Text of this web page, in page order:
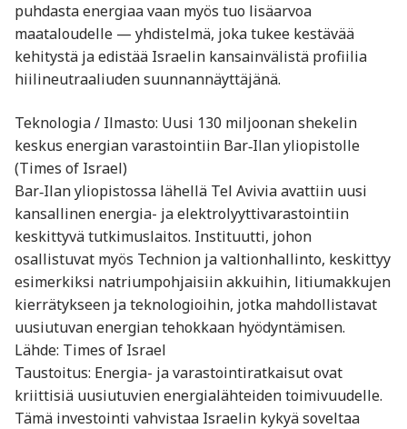
puhdasta energiaa vaan myös tuo lisäarvoa
maataloudelle — yhdistelmä, joka tukee kestävää
kehitystä ja edistää Israelin kansainvälistä profiilia
hiilineutraaliuden suunnannäyttäjänä.
Teknologia / Ilmasto: Uusi 130 miljoonan shekelin
keskus energian varastointiin Bar‑Ilan yliopistolle
(Times of Israel)
Bar‑Ilan yliopistossa lähellä Tel Avivia avattiin uusi
kansallinen energia- ja elektrolyyttivarastointiin
keskittyvä tutkimuslaitos. Instituutti, johon
osallistuvat myös Technion ja valtionhallinto, keskittyy
esimerkiksi natriumpohjaisiin akkuihin, litiumakkujen
kierrätykseen ja teknologioihin, jotka mahdollistavat
uusiutuvan energian tehokkaan hyödyntämisen.
Lähde: Times of Israel
Taustoitus: Energia- ja varastointiratkaisut ovat
kriittisiä uusiutuvien energialähteiden toimivuudelle.
Tämä investointi vahvistaa Israelin kykyä soveltaa